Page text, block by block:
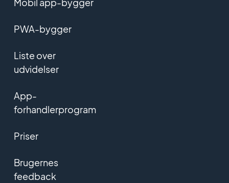
Mobil app-bygger
PWA-bygger
Liste over
udvidelser
App-
forhandlerprogram
Priser
Brugernes
feedback